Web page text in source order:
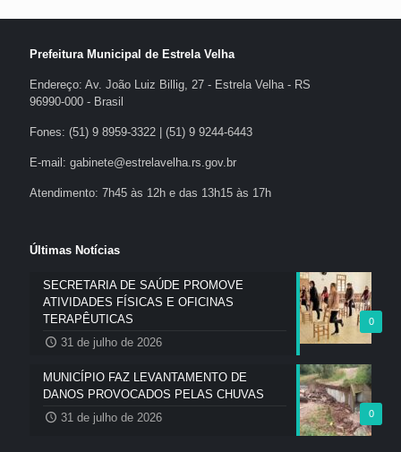
Prefeitura Municipal de Estrela Velha
Endereço: Av. João Luiz Billig, 27 - Estrela Velha - RS
96990-000 - Brasil
Fones: (51) 9 8959-3322 | (51) 9 9244-6443
E-mail: gabinete@estrelavelha.rs.gov.br
Atendimento: 7h45 às 12h e das 13h15 às 17h
Últimas Notícias
0
SECRETARIA DE SAÚDE PROMOVE
ATIVIDADES FÍSICAS E OFICINAS
TERAPÊUTICAS
31 de julho de 2026
0
MUNICÍPIO FAZ LEVANTAMENTO DE
DANOS PROVOCADOS PELAS CHUVAS
31 de julho de 2026